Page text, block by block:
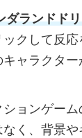
ダランドド
クして反応
ャラクタ
ョンゲーム
く、背景